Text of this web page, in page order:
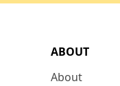
ABOUT
About